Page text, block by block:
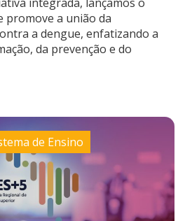
promove a união da
a dengue, enfatizando a
da prevenção e do
de Ensino